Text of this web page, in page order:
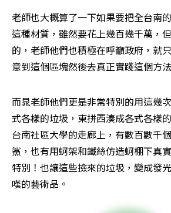
老師也大概算了一下如果要把全台南
這種材質，雖然要花上幾百幾千萬，
的，老師他們也積極在呼籲政府，就
意到這個區塊然後去真正實踐這個方
而晁老師他們更是非常特別的用這幾
式各樣的垃圾，東拼西湊成各式各樣
台南社區大學的走廊上，有數百數千
鯊，也有用蚵架和鐵絲仿造蚵棚下真
特別！也讓這些撿來的垃圾，變成發
嘆的藝術品。